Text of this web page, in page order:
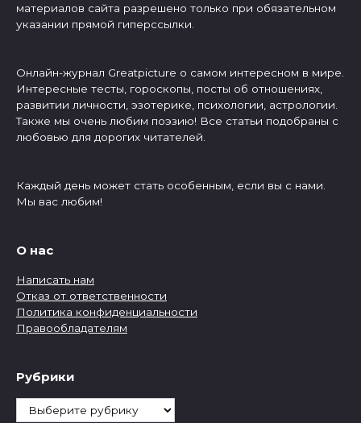
материалов сайта разрешено только при обязательном
указании прямой гиперссылки.
Онлайн-журнал Greatpicture о самом интересном в мире.
Интересные тесты, гороскопы, посты об отношениях,
развитии личности, эзотерике, психологии, астрологии.
Также мы очень любим поэзию! Все статьи подобраны с
любовью для дорогих читателей.
Каждый день может стать особенным, если вы с нами.
Мы вас любим!
О нас
Написать нам
Отказ от ответственности
Политика конфиденциальности
Правообладателям
Рубрики
Рубрики